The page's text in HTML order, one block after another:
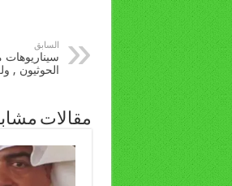
السابق
سيناريوهات
الحوثيون ,
مقالات